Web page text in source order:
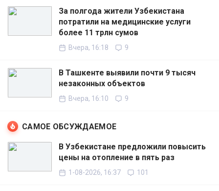
За полгода жители Узбекистана
потратили на медицинские услуги
более 11 трлн сумов
Вчера, 16:18 9
В Ташкенте выявили почти 9 тысяч
незаконных объектов
Вчера, 16:10 9
САМОЕ ОБСУЖДАЕМОЕ
В Узбекистане предложили повысить
цены на отопление в пять раз
1-08-2026, 16:37 101